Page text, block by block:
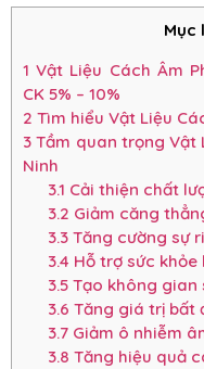
Mục
1 Vật Liệu Cách Âm
CK 5% – 10%
2 Tìm hiểu Vật Liệu
3 Tầm quan trọng Vật
Ninh
3.1 Cải thiện chất
3.2 Giảm căng
3.3Tăng cường sự
3.4 Hỗ trợ sức khỏe
3.5Tạo không gian
3.6 Tăng giá trị bất
3.7Giảm ô nhiễm
3.8 Tăng hiệu quả